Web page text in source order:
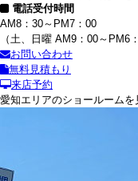
電話受付時間
AM8：30～PM7：00
（土、日曜 AM9：00～PM6：
お問い合わせ
無料見積もり
来店予約
愛知エリアのショールームを